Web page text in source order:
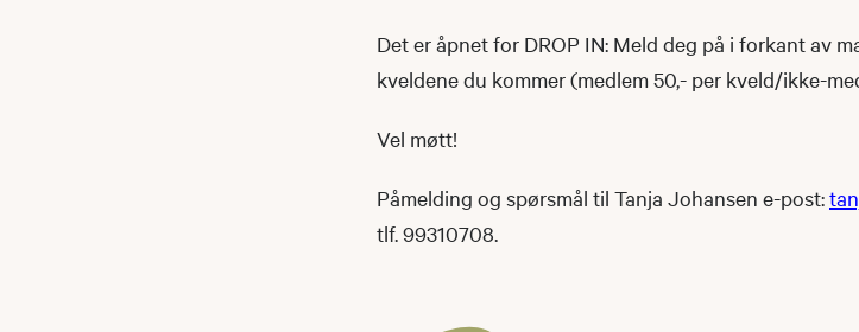
Det er åpnet for DROP IN: Meld deg på i forkant av
kveldene du kommer (medlem 50,- per kveld/ikke-
Vel møtt!​​​
Påmelding og spørsmål til Tanja Johansen e-post:
tlf. 99310708.